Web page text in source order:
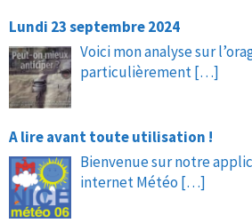
Lundi 23 septembre 2024
Voici mon analyse sur
particulièrement[…]
A lire avant toute utilisation !
Bienvenue sur notre
internet Météo […]